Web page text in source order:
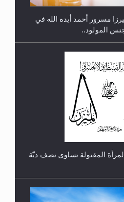
عليه السلام.. 4...
مسرور أحمد أيده الله في
المولود..
المقتولة تساوي نصف ديّة